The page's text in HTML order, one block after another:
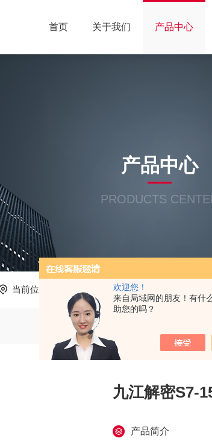
欢迎您！
来自局域网的朋友！有什
助您的吗？
首页 关于我们 产品中心
产品中心
PRODUCTS
当前位置： 产品中心
九江解密S7-
产品简介